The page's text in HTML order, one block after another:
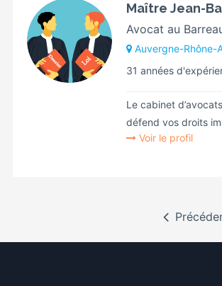
Maître Jean-
Avocat au
Auvergne-Rhône-
31 années
Le cabinet
défend vos droits
Voir le profil